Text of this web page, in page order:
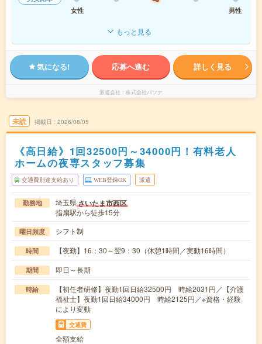
女性
男性
もっと見る
気になる! 応募へ進む 詳しく見る
派遣会社 株式会社パソナ
未読 掲載日 2026/08/05
《高日給》1回32500円～34000円！有料老人
ホームの夜専スタッフ募集
交通費別途支給あり WEB登録OK 派遣
勤務地 埼玉県さいたま市西区
指扇駅から徒歩15分
曜日頻度 シフト制
時間 【夜勤】16：30～翌9：30（休憩1時間／実動16時間）
期間 即日～長期
時給
【初任者研修】夜勤1回日給32500円 時給2031円／【介護
福祉士】夜勤1回日給34000円 時給2125円／※資格・経験
により変動
交通費
全額支給